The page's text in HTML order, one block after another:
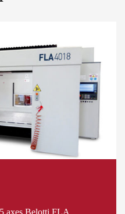
axes Belotti FLA